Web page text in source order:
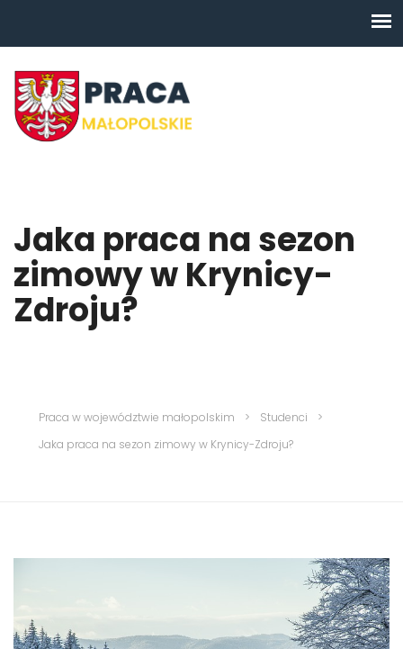
Jaka praca na sezon
zimowy w Krynicy-
Zdroju?
Praca w województwie małopolskim > Studenci
>
Jaka praca na sezon zimowy w Krynicy-Zdroju?